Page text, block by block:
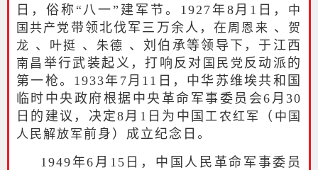
日，俗称“八一”建军节。1927年8月1日， 中
国共产党 带领北伐军三万余人，在 周恩来 、贺
龙 、 叶挺 、 朱德 、刘伯承等领导下，于江西
南昌 举行武装起义，打响反对 国民党 反动派的
第一枪。1933年7月11日，中华苏维埃共和国
临时中央政府根据中央革命军事委员会6月30
日的建议，决定8月1日为中国 工农红军 （ 中国
人民解放军 前身）成立纪念日。
1949年6月15日，中国人民革命军事委员